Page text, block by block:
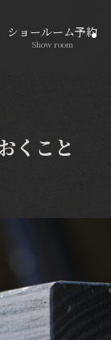
ショールーム予約
Show room
くこと